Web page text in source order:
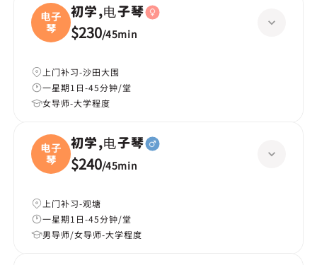
电子
琴
初学,电子琴
$230/45min
上门补习-沙田大围
一星期1日-45分钟/堂
女导师-大学程度
电子
琴
初学,电子琴
$240/45min
上门补习-观塘
一星期1日-45分钟/堂
男导师/女导师-大学程度